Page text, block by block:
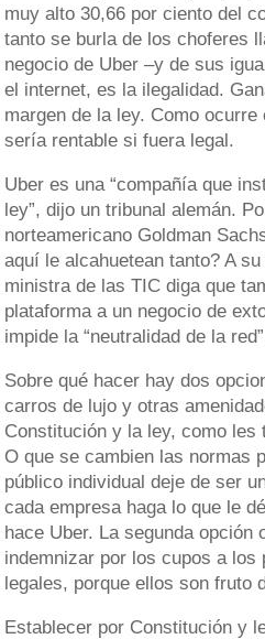
muy alto 30,66 por ciento del
tanto se burla de los choferes
negocio de Uber –y de sus
el internet, es la ilegalidad.
margen de la ley. Como
sería rentable si fuera legal.
Uber es una “compañía que
ley”, dijo un tribunal alemán.
norteamericano Goldman
aquí le alcahuetean tanto? A
ministra de las TIC diga que
plataforma a un negocio de
impide la “neutralidad de la
Sobre qué hacer hay dos
carros de lujo y otras
Constitución y la ley, como
O que se cambien las normas
público individual deje de ser
cada empresa haga lo que le
hace Uber. La segunda opción
indemnizar por los cupos a los
legales, porque ellos son fruto
Establecer por Constitución y